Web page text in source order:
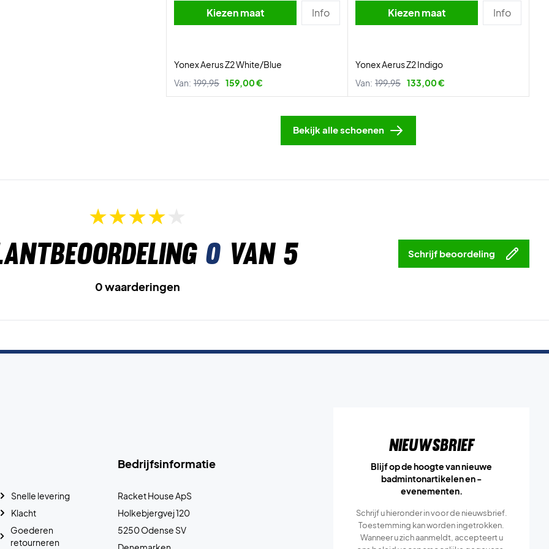
Kiezen maat Info
Yonex Aerus Z2 White/Blue
Van: 199,95 159,00 €
Kiezen maat Info
Yonex Aerus Z2 Indigo
Van: 199,95 133,00 €
Bekijk alle schoenen
0van 5 Schrijf beoordeling
0 waarderingen
Bedrijfsinformatie
Racket House ApS
Holkebjergvej 120
5250 Odense SV
Snelle levering
Klacht
Goederen
retourneren
Nieuwsbrief
Blijf op de hoogte van nieuwe
badmintonartikelen en -
evenementen.
Schrijf u hieronder in voor de nieuwsbrief.
Toestemming kan worden ingetrokken.
Wanneer u zich aanmeldt, accepteert u